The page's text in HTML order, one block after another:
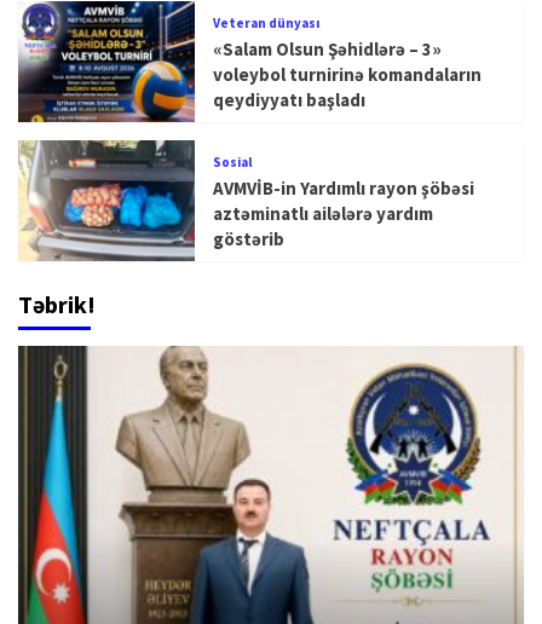
Veteran dünyası
«Salam Olsun Şəhidlərə – 3»
voleybol turnirinə komandaların
qeydiyyatı başladı
Sosial
AVMVİB-in Yardımlı rayon şöbəsi
aztəminatlı ailələrə yardım
göstərib
Təbrik!